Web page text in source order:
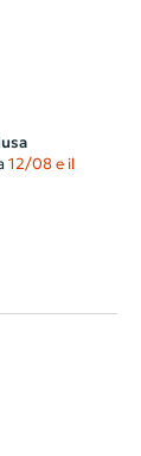
12/08 e il